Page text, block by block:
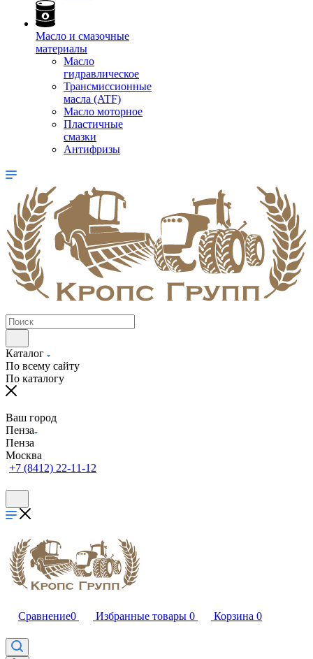
Масло и смазочные
материалы
Масло
гидравлическое
Трансмиссионные
масла (ATF)
Масло моторное
Пластичные
смазки
Антифризы
Каталог
По всему сайту
По каталогу
Ваш город
Пенза
Пенза
Москва
+7 (8412) 22-11-12
Сравнение0 Избранные товары 0 Корзина 0